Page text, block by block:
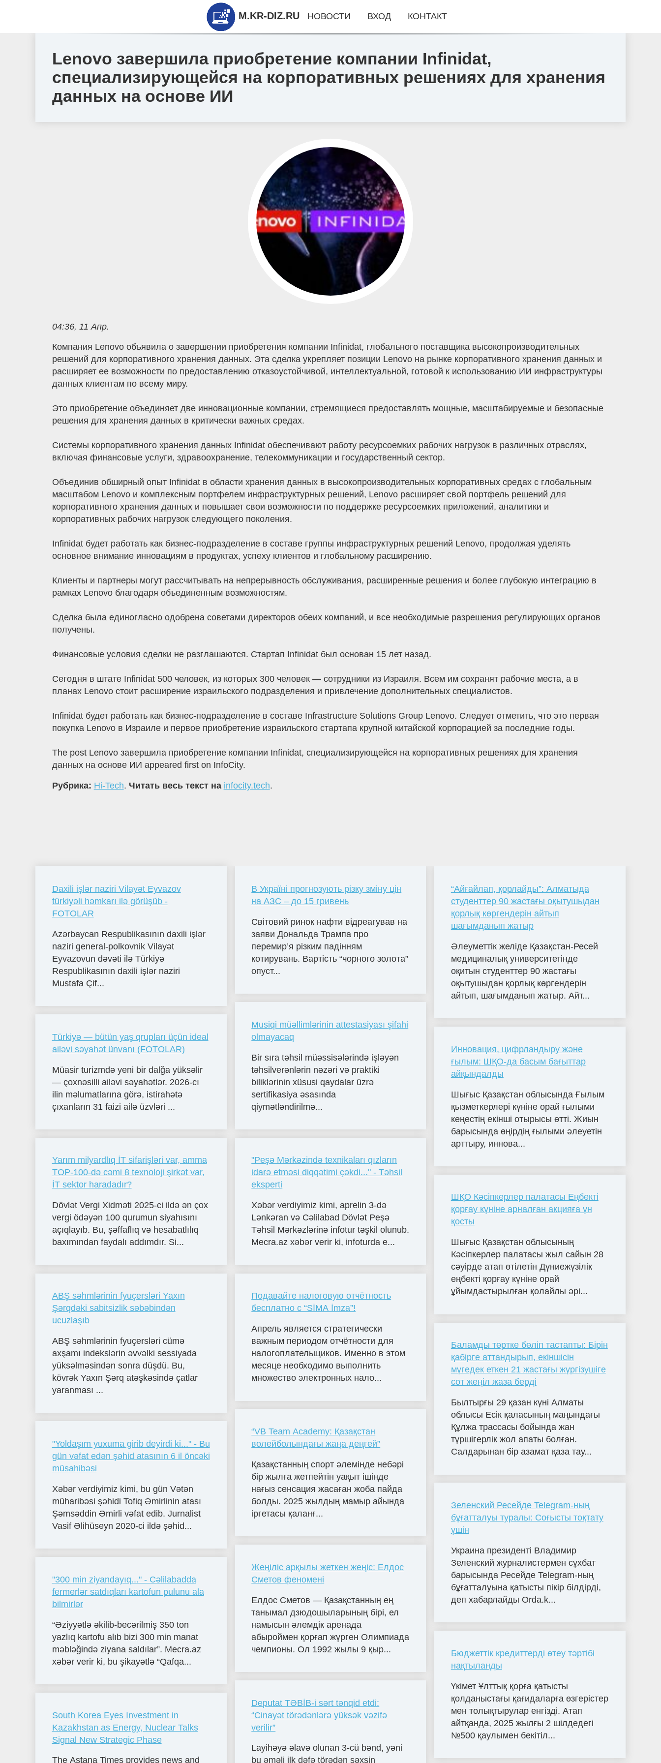
Lenovo завершила приобретение компании Infinidat,
специализирующейся на корпоративных решениях для хранения
данных на основе ИИ
04:36, 11 Апр.
Компания Lenovo объявила о завершении приобретения компании Infinidat, глобального поставщика высокопроизводительных
решений для корпоративного хранения данных. Эта сделка укрепляет позиции Lenovo на рынке корпоративного хранения данных и
расширяет ее возможности по предоставлению отказоустойчивой, интеллектуальной, готовой к использованию ИИ инфраструктуры
данных клиентам по всему миру.
Это приобретение объединяет две инновационные компании, стремящиеся предоставлять мощные, масштабируемые и безопасные
решения для хранения данных в критически важных средах.
Системы корпоративного хранения данных Infinidat обеспечивают работу ресурсоемких рабочих нагрузок в различных отраслях,
включая финансовые услуги, здравоохранение, телекоммуникации и государственный сектор.
Объединив обширный опыт Infinidat в области хранения данных в высокопроизводительных корпоративных средах с глобальным
масштабом Lenovo и комплексным портфелем инфраструктурных решений, Lenovo расширяет свой портфель решений для
корпоративного хранения данных и повышает свои возможности по поддержке ресурсоемких приложений, аналитики и
корпоративных рабочих нагрузок следующего поколения.
Infinidat будет работать как бизнес-подразделение в составе группы инфраструктурных решений Lenovo, продолжая уделять
основное внимание инновациям в продуктах, успеху клиентов и глобальному расширению.
Клиенты и партнеры могут рассчитывать на непрерывность обслуживания, расширенные решения и более глубокую интеграцию в
рамках Lenovo благодаря объединенным возможностям.
Сделка была единогласно одобрена советами директоров обеих компаний, и все необходимые разрешения регулирующих органов
получены.
Финансовые условия сделки не разглашаются. Стартап Infinidat был основан 15 лет назад.
Сегодня в штате Infinidat 500 человек, из которых 300 человек — сотрудники из Израиля. Всем им сохранят рабочие места, а в
планах Lenovo стоит расширение израильского подразделения и привлечение дополнительных специалистов.
Infinidat будет работать как бизнес-подразделение в составе Infrastructure Solutions Group Lenovo. Следует отметить, что это первая
покупка Lenovo в Израиле и первое приобретение израильского стартапа крупной китайской корпорацией за последние годы.
The post Lenovo завершила приобретение компании Infinidat, специализирующейся на корпоративных решениях для хранения
данных на основе ИИ appeared first on InfoCity.
Рубрика: Hi-Tech. Читать весь текст на infocity.tech.
Daxili işlər naziri Vilayət Eyvazov
türkiyəli həmkarı ilə görüşüb -
FOTOLAR
Azərbaycan Respublikasının daxili işlər
naziri general-polkovnik Vilayət
Eyvazovun dəvəti ilə Türkiyə
Respublikasının daxili işlər naziri
Mustafa Çif...
Türkiyə — bütün yaş qrupları üçün ideal
ailəvi səyahət ünvanı (FOTOLAR)
Müasir turizmdə yeni bir dalğa yüksəlir
— çoxnəsilli ailəvi səyahətlər. 2026-cı
ilin məlumatlarına görə, istirahətə
çıxanların 31 faizi ailə üzvləri ...
Yarım milyardlıq İT sifarişləri var, amma
TOP-100-də cəmi 8 texnoloji şirkət var,
İT sektor haradadır?
Dövlət Vergi Xidməti 2025-ci ildə ən çox
vergi ödəyən 100 qurumun siyahısını
açıqlayıb. Bu, şəffaflıq və hesabatlılıq
baxımından faydalı addımdır. Si...
ABŞ səhmlərinin fyuçersləri Yaxın
Şərqdəki sabitsizlik səbəbindən
ucuzlaşıb
ABŞ səhmlərinin fyuçersləri cümə
axşamı indekslərin əvvəlki sessiyada
yüksəlməsindən sonra düşdü. Bu,
kövrək Yaxın Şərq atəşkəsində çatlar
yaranması ...
"Yoldaşım yuxuma girib deyirdi ki..." - Bu
gün vəfat edən şəhid atasının 6 il öncəki
müsahibəsi
Xəbər verdiyimiz kimi, bu gün Vətən
müharibəsi şəhidi Tofiq Əmirlinin atası
Şəmsəddin Əmirli vəfat edib. Jurnalist
Vasif Əlihüseyn 2020-ci ildə şəhid...
"300 min ziyandayıq..." - Cəlilabadda
fermerlər satdıqları kartofun pulunu ala
bilmirlər
“Əziyyətlə əkilib-becərilmiş 350 ton
yazlıq kartofu alıb bizi 300 min manat
məbləğində ziyana saldılar”. Mecra.az
xəbər verir ki, bu şikayətlə “Qafqa...
South Korea Eyes Investment in
Kazakhstan as Energy, Nuclear Talks
Signal New Strategic Phase
The Astana Times provides news and
В Україні прогнозують різку зміну цін
на АЗС – до 15 гривень
Світовий ринок нафти відреагував на
заяви Дональда Трампа про
перемир’я різким падінням
котирувань. Вартість “чорного золота”
опуст...
Musiqi müəllimlərinin attestasiyası şifahi
olmayacaq
Bir sıra təhsil müəssisələrində işləyən
təhsilverənlərin nəzəri və praktiki
biliklərinin xüsusi qaydalar üzrə
sertifikasiya əsasında
qiymətləndirilmə...
"Peşə Mərkəzində texnikaları qızların
idarə etməsi diqqətimi çəkdi..." - Təhsil
eksperti
Xəbər verdiyimiz kimi, aprelin 3-də
Lənkəran və Cəlilabad Dövlət Peşə
Təhsil Mərkəzlərinə infotur təşkil olunub.
Mecra.az xəbər verir ki, infoturda e...
Подавайте налоговую отчётность
бесплатно с “SİMA İmza”!
Апрель является стратегически
важным периодом отчётности для
налогоплательщиков. Именно в этом
месяце необходимо выполнить
множество электронных нало...
“VB Team Academy: Қазақстан
волейболындағы жаңа деңгей”
Қазақстанның спорт әлемінде небәрі
бір жылға жетпейтін уақыт ішінде
нағыз сенсация жасаған жоба пайда
болды. 2025 жылдың мамыр айында
іргетасы қаланғ...
Жеңіліс арқылы жеткен жеңіс: Елдос
Сметов феномені
Елдос Сметов — Қазақстанның ең
танымал дзюдошыларының бірі, ел
намысын әлемдік аренада
абыроймен қорғап жүрген Олимпиада
чемпионы. Ол 1992 жылы 9 қыр...
Deputat TƏBİB-i sərt tənqid etdi:
“Cinayət törədənlərə yüksək vəzifə
verilir”
Layihəyə əlavə olunan 3-cü bənd, yəni
bu əməli ilk dəfə törədən şəxsin
“Айғайлап, қорлайды”: Алматыда
студенттер 90 жастағы оқытушыдан
қорлық көргендерін айтып
шағымданып жатыр
Әлеуметтік желіде Қазақстан-Ресей
медициналық университетінде
оқитын студенттер 90 жастағы
оқытушыдан қорлық көргендерін
айтып, шағымданып жатыр. Айт...
Инновация, цифрландыру және
ғылым: ШҚО-да басым бағыттар
айқындалды
Шығыс Қазақстан облысында Ғылым
қызметкерлері күніне орай ғылыми
кеңестің екінші отырысы өтті. Жиын
барысында өңірдің ғылыми әлеуетін
арттыру, иннова...
ШҚО Кәсіпкерлер палатасы Еңбекті
қорғау күніне арналған акцияға үн
қосты
Шығыс Қазақстан облысының
Кәсіпкерлер палатасы жыл сайын 28
сәуірде атап өтілетін Дүниежүзілік
еңбекті қорғау күніне орай
ұйымдастырылған қолайлы әрі...
Баламды төртке бөліп тастапты: Бірін
қабірге аттандырып, екіншісін
мүгедек еткен 21 жастағы жүргізушіге
сот жеңіл жаза берді
Былтырғы 29 қазан күні Алматы
облысы Есік қаласының маңындағы
Құлжа трассасы бойында жан
түршігерлік жол апаты болған.
Салдарынан бір азамат қаза тау...
Зеленский Ресейде Telegram-ның
бұғатталуы туралы: Соғысты тоқтату
үшін
Украина президенті Владимир
Зеленский журналистермен сұхбат
барысында Ресейде Telegram-ның
бұғатталуына қатысты пікір білдірді,
деп хабарлайды Orda.k...
Бюджеттік кредиттерді өтеу тәртібі
нақтыланды
Үкімет Ұлттық қорға қатысты
қолданыстағы қағидаларға өзгерістер
мен толықтырулар енгізді. Атап
айтқанда, 2025 жылғы 2 шілдедегі
№500 қаулымен бекітіл...
M.KR-DIZ.RU НОВОСТИ ВХОД КОНТАКТ